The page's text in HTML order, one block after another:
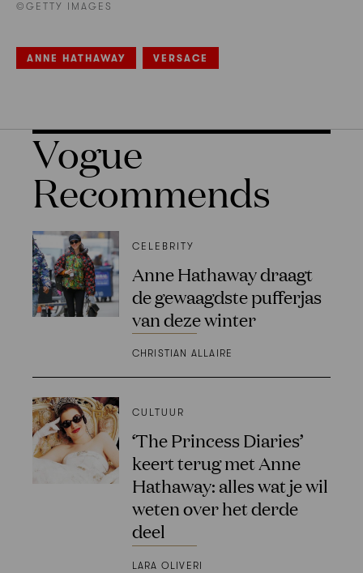
©GETTY IMAGES
ANNE HATHAWAY VERSACE
Vogue
Recommends
CELEBRITY
Anne Hathaway draagt
de gewaagdste pufferjas
van deze winter
CHRISTIAN ALLAIRE
CULTUUR
‘The Princess Diaries’
keert terug met Anne
Hathaway: alles wat je wil
weten over het derde
deel
LARA OLIVERI